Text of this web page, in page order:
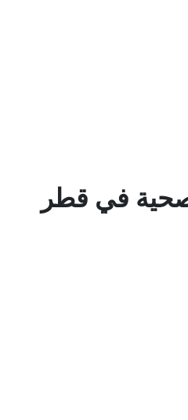
في قطر